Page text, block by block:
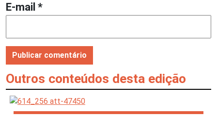
E-mail *
Outros conteúdos desta edição